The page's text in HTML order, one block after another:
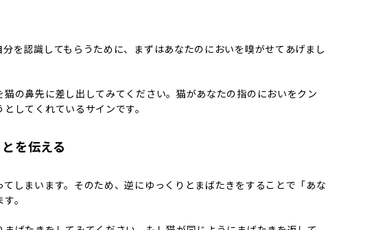
を認識してもらうために、まずはあなたのにおいを嗅がせてあげまし
の鼻先に差し出してみてください。猫があなたの指のにおいをクン
してくれているサインです。
を伝える
しまいます。そのため、逆にゆっくりとまばたきをすることで「あな
。